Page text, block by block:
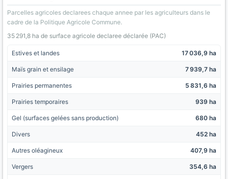
Parcelles agricoles declarees chaque annee par les agriculteurs dans le
cadre de la Politique Agricole Commune.
35 291,8 ha de surface agricole declaree déclarée (PAC)
Estives et landes 17 036,9 ha
Maïs grain et ensilage 7 939,7 ha
Prairies permanentes 5 831,6 ha
Prairies temporaires 939 ha
Gel (surfaces gelées sans production) 680 ha
Divers 452 ha
Autres oléagineux 407,9 ha
Vergers 354,6 ha